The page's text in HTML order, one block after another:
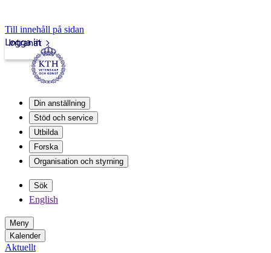
Till innehåll på sidan
Intranät
Logga in
Din anställning
Stöd och service
Utbilda
Forska
Organisation och styrning
Sök
English
Meny
Kalender
Aktuellt